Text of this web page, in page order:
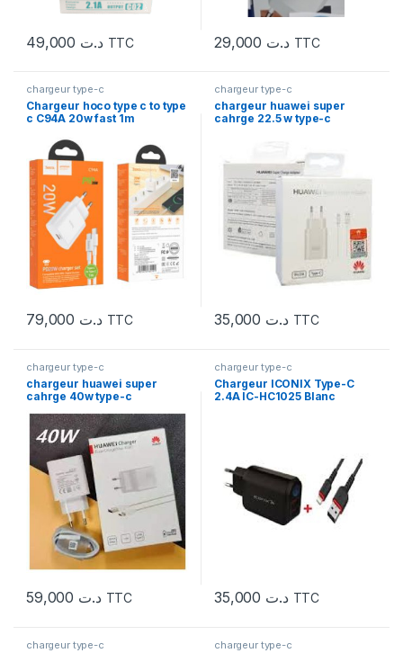
د.ت TTC د.ت TTC
chargeur type-c
Chargeur hoco type c to type
c C94A 20w fast 1m
د.ت TTC
chargeur type-c
chargeur huawei super
cahrge 22.5 w type-c
د.ت TTC
chargeur type-c
chargeur huawei super
cahrge 40w type-c
د.ت TTC
chargeur type-c
Chargeur ICONIX Type-C
2.4A IC-HC1025 Blanc
د.ت TTC
chargeur type-c chargeur type-c